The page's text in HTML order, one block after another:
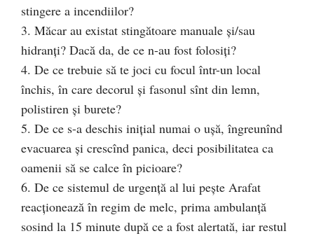
stingere a incendiilor?
3. Măcar au existat stingătoare manuale şi/sau
hidranţi? Dacă da, de ce n-au fost folosiţi?
4. De ce trebuie să te joci cu focul într-un local
închis, în care decorul şi fasonul sînt din lemn,
polistiren şi burete?
5. De ce s-a deschis iniţial numai o uşă, îngreunînd
evacuarea şi crescînd panica, deci posibilitatea ca
oamenii să se calce în picioare?
6. De ce sistemul de urgenţă al lui peşte Arafat
reacţionează în regim de melc, prima ambulanţă
sosind la 15 minute după ce a fost alertată, iar restul